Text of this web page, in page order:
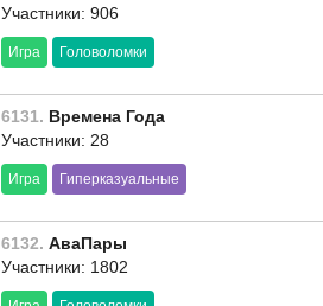
Участники: 906
Игра Головоломки
6131. Времена Года
Участники: 28
Игра Гиперказуальные
6132. АваПары
Участники: 1802